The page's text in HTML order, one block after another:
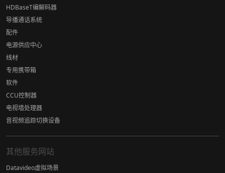
HDBaseT编解码器
导播通话系统
配件
电源供应中心
线材
专用携带箱
软件
CCU控制器
电视墙处理器
音视频追踪切换设备
其他服务网站
Datavideo虚拟场景